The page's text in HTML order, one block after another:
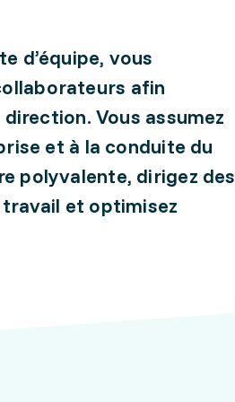
d’équipe, vous
afin
Vous assumez
et à la conduite du
polyvalente, dirigez des
et optimisez